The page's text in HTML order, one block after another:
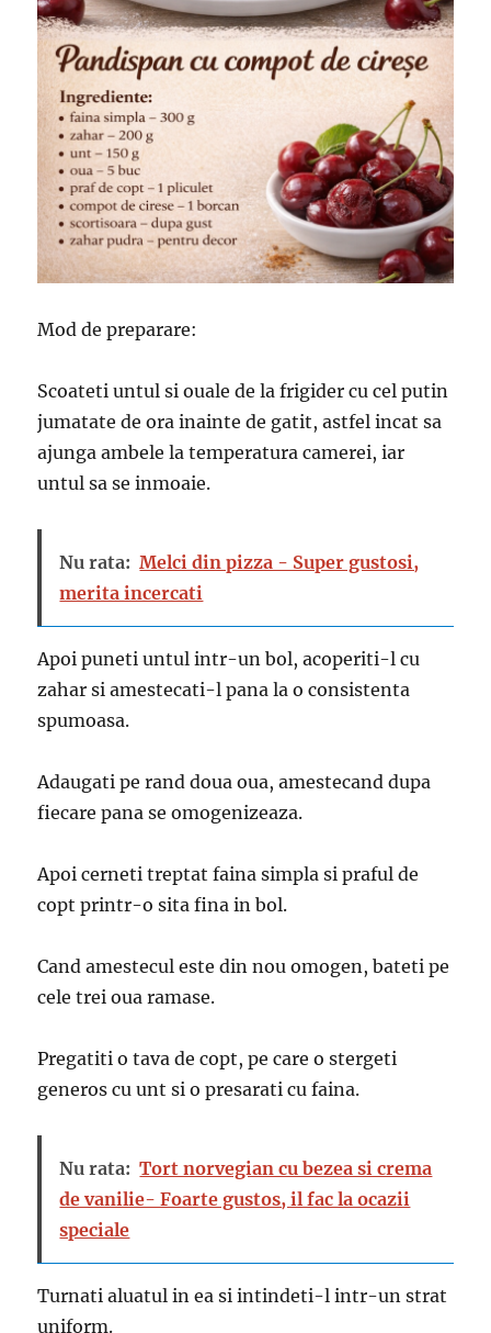
Mod de preparare:
Scoateti untul si ouale de la frigider cu cel putin
jumatate de ora inainte de gatit, astfel incat sa
ajunga ambele la temperatura camerei, iar
untul sa se inmoaie.
Nu rata: Melci din pizza - Super gustosi,
merita incercati
Apoi puneti untul intr-un bol, acoperiti-l cu
zahar si amestecati-l pana la o consistenta
spumoasa.
Adaugati pe rand doua oua, amestecand dupa
fiecare pana se omogenizeaza.
Apoi cerneti treptat faina simpla si praful de
copt printr-o sita fina in bol.
Cand amestecul este din nou omogen, bateti pe
cele trei oua ramase.
Pregatiti o tava de copt, pe care o stergeti
generos cu unt si o presarati cu faina.
Nu rata: Tort norvegian cu bezea si crema
de vanilie- Foarte gustos, il fac la ocazii
speciale
Turnati aluatul in ea si intindeti-l intr-un strat
uniform.